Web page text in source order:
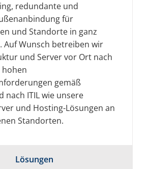
redundante und
für
und Standorte in ganz
Auf Wunsch betreiben wir
und Server vor Ort nach
hohen
gemäß
nach ITIL wie unsere
und Hosting-Lösungen an
Standorten.
Lösungen